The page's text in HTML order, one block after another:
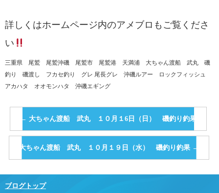
詳しくはホームページ内のアメブロもご覧くださ
い
三重県 尾鷲 尾鷲沖磯 尾鷲市 尾鷲港 天満浦 大ちゃん渡船 武丸 磯
釣り 磯渡し フカセ釣り グレ 尾長グレ 沖磯ルアー ロックフィッシュ
アカハタ オオモンハタ 沖磯エギング
← 大ちゃん渡船 武丸 １０月１6日（日） 磯釣り釣果
大ちゃん渡船 武丸 １０月１９日（水） 磯釣り釣果 →
ブログトップ